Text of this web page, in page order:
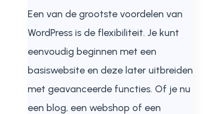
Een van de grootste voordelen van
WordPress is de flexibiliteit. Je kunt
eenvoudig beginnen met een
basiswebsite en deze later uitbreiden
met geavanceerde functies. Of je nu
een blog, een webshop of een